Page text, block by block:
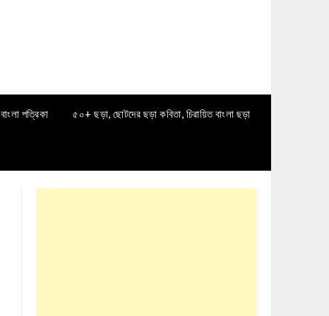
বাংলা পত্রিকা ৫০+ ছড়া, ছোটদের ছড়া কবিতা, চিরায়িত বাংলা ছড়া